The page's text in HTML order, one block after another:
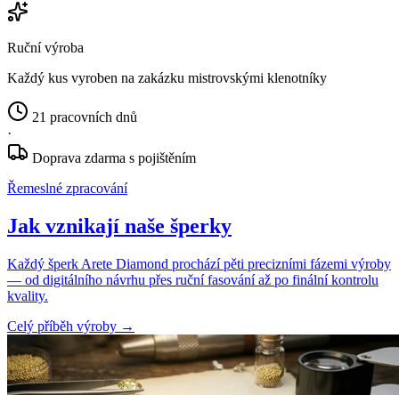
Ruční výroba
Každý kus vyroben na zakázku mistrovskými klenotníky
21 pracovních dnů
·
Doprava zdarma s pojištěním
Řemeslné zpracování
Jak vznikají naše šperky
Každý šperk Arete Diamond prochází pěti precizními fázemi výroby
— od digitálního návrhu přes ruční fasování až po finální kontrolu
kvality.
Celý příběh výroby →